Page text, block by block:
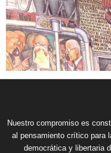
Nuestro compromiso es
al pensamiento crítico para
democrática y libertaria